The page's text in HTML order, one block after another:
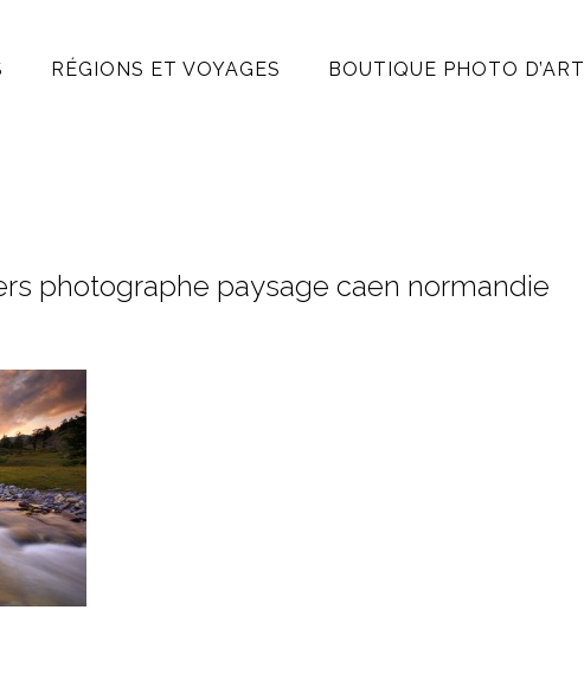
RÉGIONS ET VOYAGES BOUTIQUE PHOTO D’ART
photographe paysage caen normandie